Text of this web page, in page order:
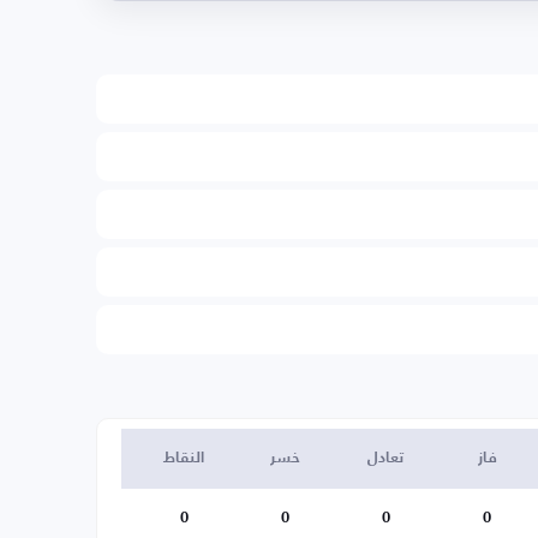
فاز تعادل خسر النقاط
0
0
0
0